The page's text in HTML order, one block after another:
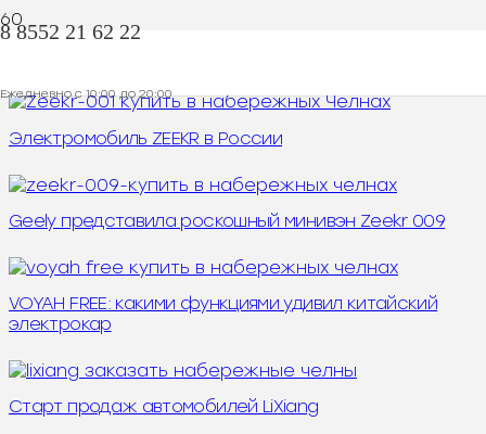
8 8552 21 62 22
Ежедневно с 10:00 до 20:00
Электромобиль ZEEKR в России
Geely представила роскошный минивэн Zeekr 009
VOYAH FREE: какими функциями удивил китайский
электрокар
Старт продаж автомобилей LiXiang